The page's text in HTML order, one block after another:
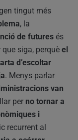
tingut més
, la
de futures és
siga, perquè el
d’escoltar
. Menys parlar
van
per no tornar a
i
recurrent al